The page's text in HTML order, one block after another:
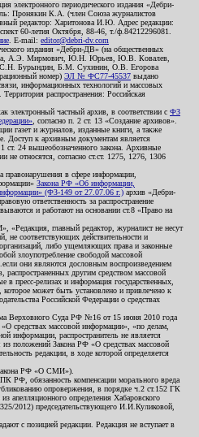
электронного периодического издания «Дебри-
Пронякин К.А. (член Союза журналистов
редактор: Харитонова И.Ю. Адрес редакции:
60-летия Октября, 88-46, т./ф.84212296081.
. E-mail: editor@debri-dv.com
издания «Дебри-ДВ» (на общественных
А.Э. Мирмович, Ю.Н. Юрьев, Ю.В. Ковалев,
Бурындин, Б.М. Сухинин, О.В. Егорова
номер) ЭЛ № ФС77-45537 выдано
информационных технологий и массовых
распространения: Российская
электронный частный архив, в соответствии с ФЗ
, согласно п. 2 ст. 13 «Создание архивов».
газет и журналов, изданные книги, а также
Доступ к архивным документам является
ст. 24 вышеобозначенного закона. Архивные
не относятся, согласно ст.ст. 1275, 1276, 1306
правонарушения в сфере информации,
Закона РФ «Об информации,
(ФЗ-149 от 27.07.06 г.) архив «Дебри-
ответственность за распространение
и работают на основании ст.8 «Право на
главный редактор, журналист не несут
не соответствующих действительности и
либо ущемляющих права и законные
злоупотребление свободой массовой
они являются дословным воспроизведением
другим средством массовой
пресс-релизах и информация государственных,
может быть установлено и привлечено к
Российской Федерации о средствах
Верховного Суда РФ №16 от 15 июня 2010 года
средствах массовой информации», «по делам,
информации, распространитель не является
положений Закона РФ «О средствах массовой
редакции, в ходе которой определяется
Закона РФ «О СМИ»).
РФ, обязанность компенсации морального вреда
опровержения, в порядке ч.2 ст.152 ГК
апелляционного определения Хабаровского
2012) председательствующего И.И.Куликовой,
с позицией редакции. Редакция не вступает в